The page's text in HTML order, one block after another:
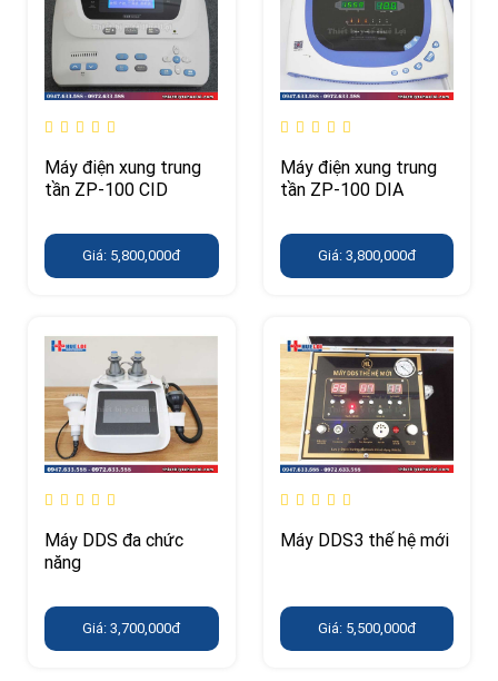
Máy điện xung trung
tần ZP-100 CID
Giá: 5,800,000đ
Máy điện xung trung
tần ZP-100 DIA
Giá: 3,800,000đ
Máy DDS đa chức
năng
Giá: 3,700,000đ
Máy DDS3 thế hệ mới
Giá: 5,500,000đ